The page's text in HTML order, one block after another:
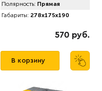
Полярность: Прямая
Габариты: 278x175x190
570 руб.
В корзину